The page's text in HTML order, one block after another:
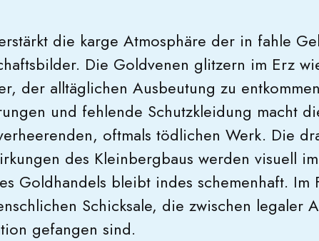
die karge Atmosphäre der in fahle
Die Goldvenen glitzern im Erz
der alltäglichen Ausbeutung zu
und fehlende Schutzkleidung macht
oftmals tödlichen Werk. Die
des Kleinbergbaus werden visuell
Goldhandels bleibt indes schemenhaft. Im
Schicksale, die zwischen legaler
gefangen sind.